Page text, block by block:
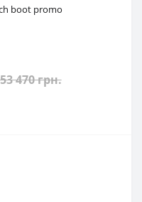
boot promo
470 грн.